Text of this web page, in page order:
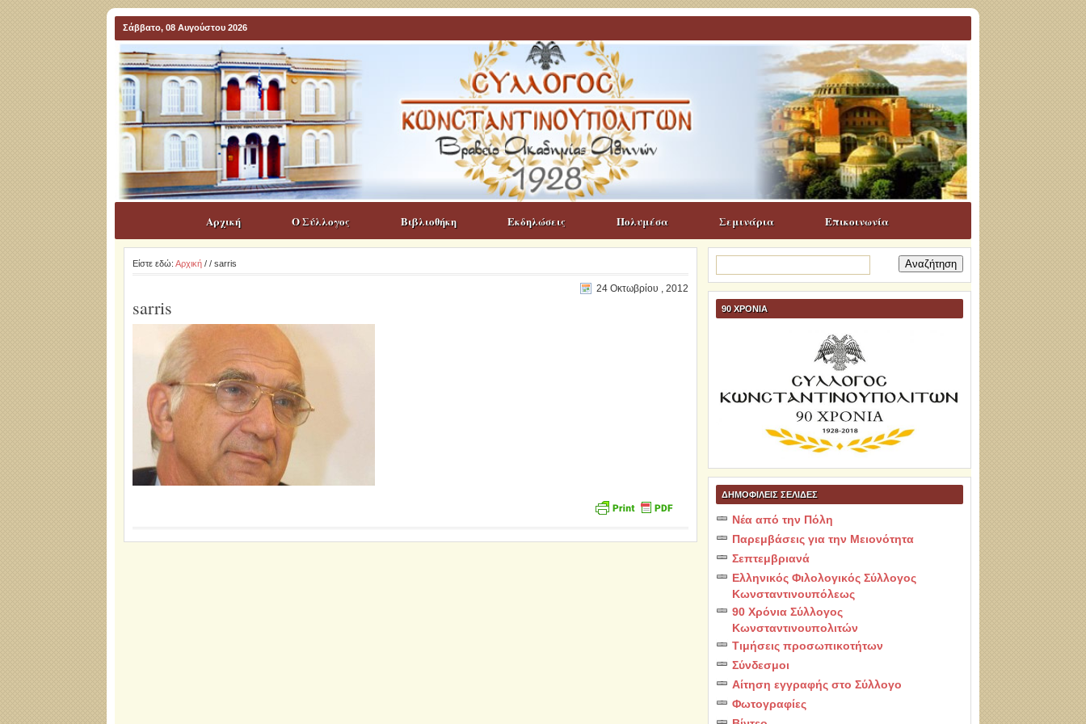
Σάββατο, 08 Αυγούστου 2026
Αρχική Ο Σύλλογος Βιβλιοθήκη Εκδηλώσεις Πολυμέσα Σεμινάρια Επικοινωνία
Είστε εδώ: Αρχική/ / sarris
24 Οκτωβρίου , 2012
sarris
για:
90 ΧΡΟΝΙΑ
ΔΗΜΟΦΙΛΕΙΣ ΣΕΛΙΔΕΣ
Νέα από την Πόλη
Παρεμβάσεις για την Μειονότητα
Σεπτεμβριανά
Ελληνικός Φιλολογικός Σύλλογος
Κωνσταντινουπόλεως
90 Χρόνια Σύλλογος
Κωνσταντινουπολιτών
Τιμήσεις προσωπικοτήτων
Σύνδεσμοι
Αίτηση εγγραφής στο Σύλλογο
Φωτογραφίες